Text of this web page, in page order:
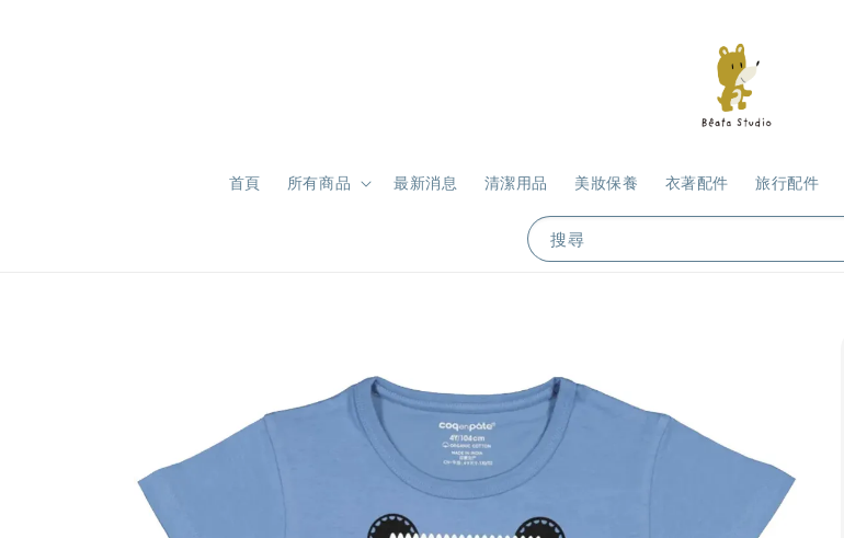
搜尋
首頁 所有商品 最新消息 清潔用品 美妝保養 衣著配件 旅行配件